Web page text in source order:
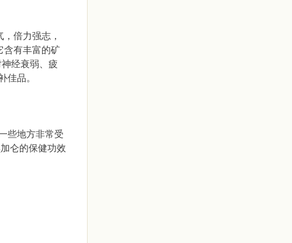
倍力强志，
含有丰富的矿
经衰弱、疲
佳品。
些地方非常受
仑的保健功效